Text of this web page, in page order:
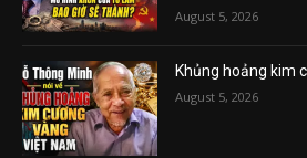
August 5, 2026
Khủng hoảng kim
August 5, 2026